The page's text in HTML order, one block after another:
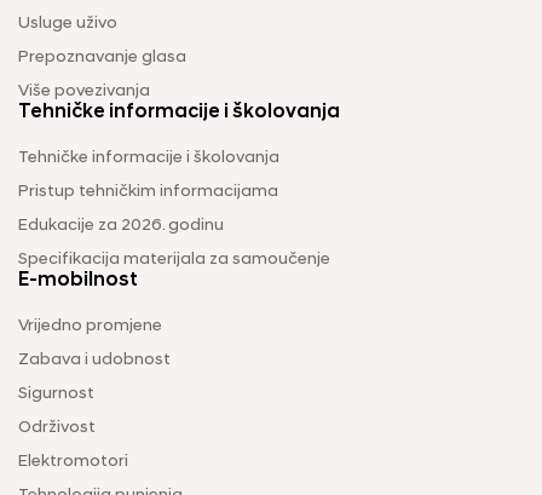
Usluge uživo
Prepoznavanje glasa
Više povezivanja
Tehničke informacije i školovanja
Tehničke informacije i školovanja
Pristup tehničkim informacijama
Edukacije za 2026. godinu
Specifikacija materijala za samoučenje
E-mobilnost
Vrijedno promjene
Zabava i udobnost
Sigurnost
Održivost
Elektromotori